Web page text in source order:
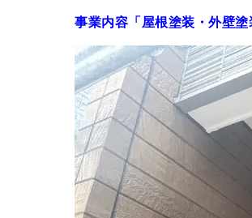
事業内容「屋根塗装・外壁塗